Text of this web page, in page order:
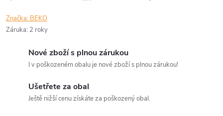
Značka: BEKO
Záruka: 2 roky
Nové zboží s plnou zárukou
I v poškozeném obalu je nové zboží s plnou zárukou!
Ušetřete za obal
Ještě nižší cenu získáte za poškozený obal.